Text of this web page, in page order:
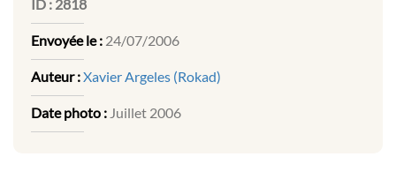
ID : 2818
Envoyée le : 24/07/2006
Auteur :Xavier Argeles (Rokad)
Date photo : Juillet 2006